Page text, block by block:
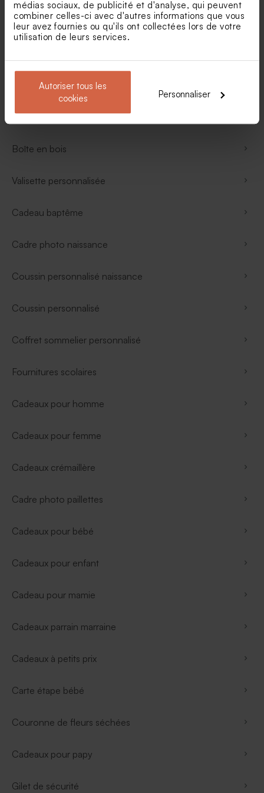
médias sociaux, de publicité et d'analyse, qui peuvent
combiner celles-ci avec d'autres informations que vous
leur avez fournies ou qu'ils ont collectées lors de votre
utilisation de leurs services.
Autoriser tous les
cookies
Personnaliser
Cadeaux personnalisés
Cadeau communion
Trousse personnalisée
Boîte en bois
Valisette personnalisée
Cadeau baptême
Cadre photo naissance
Coussin personnalisé naissance
Coussin personnalisé
Coffret sommelier personnalisé
Fournitures scolaires
Cadeaux pour homme
Cadeaux pour femme
Cadeaux crémaillère
Cadre photo paillettes
Cadeaux pour bébé
Cadeaux pour enfant
Cadeau pour mamie
Cadeaux parrain marraine
Cadeaux à petits prix
Carte étape bébé
Couronne de fleurs séchées
Cadeaux pour papy
Gilet de sécurité